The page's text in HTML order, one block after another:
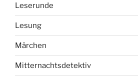
Leserunde
Lesung
Märchen
Mitternachtsdetektiv